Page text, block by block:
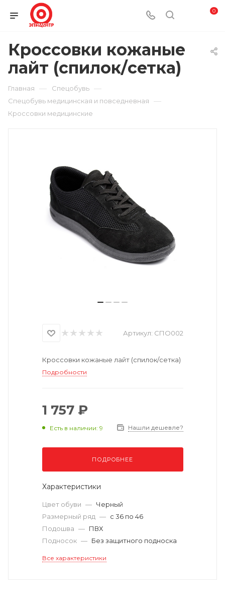
0
Кроссовки кожаные
лайт (спилок/сетка)
Главная — Спецобувь —
Спецобувь медицинская и повседневная —
Кроссовки медицинские
Артикул: СПО002
Кроссовки кожаные лайт (спилок/сетка)
Подробности
1 757 ₽
Есть в наличии: 9 Нашли дешевле?
ПОДРОБНЕЕ
Характеристики
Цвет обуви — Черный
Размерный ряд — с 36 по 46
Подошва — ПВХ
Подносок — Без защитного подноска
Все характеристики